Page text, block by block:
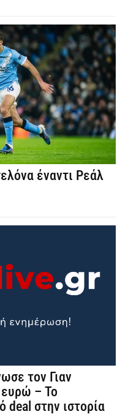
έναντι Ρεάλ
τον Γιαν
– Το
deal στην ιστορία